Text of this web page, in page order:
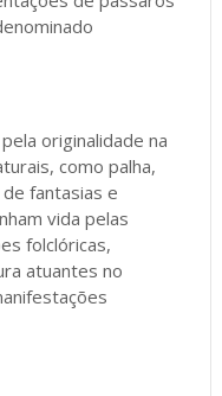
originalidade na
como palha,
fantasias e
vida pelas
folclóricas,
atuantes no